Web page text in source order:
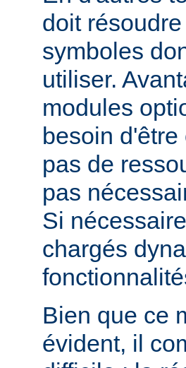
doit
symboles
utiliser.
modules
besoin
pas de
pas
Si
chargés
Bien que ce
évident, il